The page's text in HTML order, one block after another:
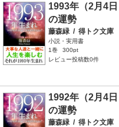
1993年（2月4
の運勢
藤森緑 / 得トク文庫
小説・実用書
1巻
300pt
レビュー投稿数0件
1992年（2月4
の運勢
藤森緑 / 得トク文庫